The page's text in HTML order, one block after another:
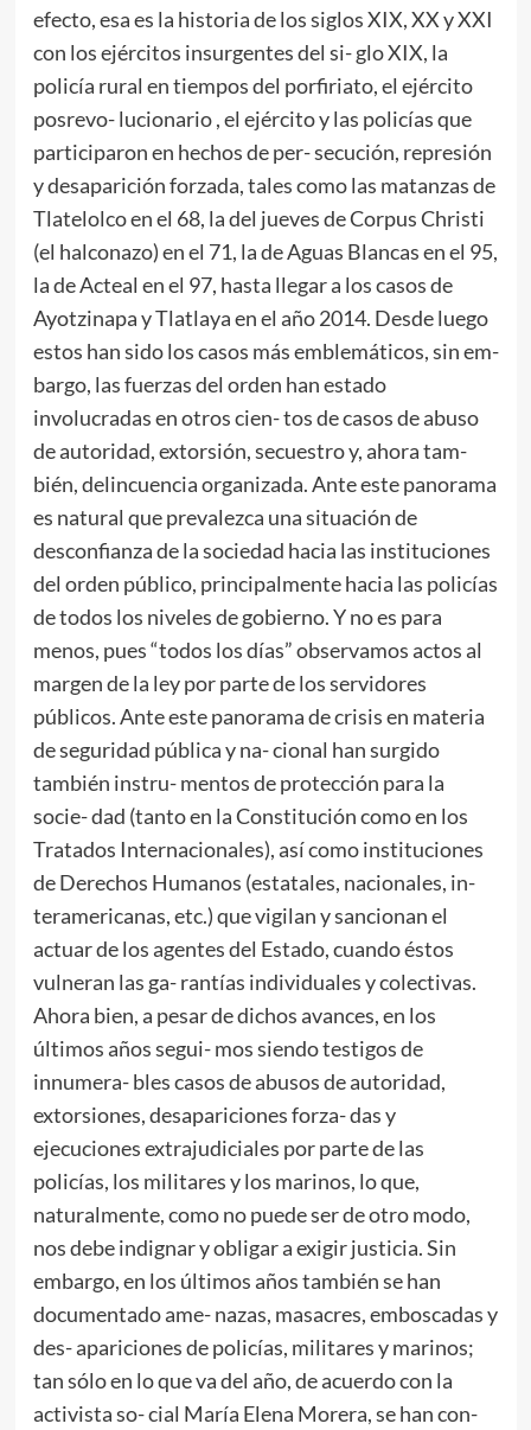
efecto, esa es la historia de los siglos XIX, XX y XXI
con los ejércitos insurgentes del si- glo XIX, la
policía rural en tiempos del porfiriato, el ejército
posrevo- lucionario , el ejército y las policías que
participaron en hechos de per- secución, represión
y desaparición forzada, tales como las matanzas de
Tlatelolco en el 68, la del jueves de Corpus Christi
(el halconazo) en el 71, la de Aguas Blancas en el 95,
la de Acteal en el 97, hasta llegar a los casos de
Ayotzinapa y Tlatlaya en el año 2014. Desde luego
estos han sido los casos más emblemáticos, sin em-
bargo, las fuerzas del orden han estado
involucradas en otros cien- tos de casos de abuso
de autoridad, extorsión, secuestro y, ahora tam-
bién, delincuencia organizada. Ante este panorama
es natural que prevalezca una situación de
desconfianza de la sociedad hacia las instituciones
del orden público, principalmente hacia las policías
de todos los niveles de gobierno. Y no es para
menos, pues “todos los días” observamos actos al
margen de la ley por parte de los servidores
públicos. Ante este panorama de crisis en materia
de seguridad pública y na- cional han surgido
también instru- mentos de protección para la
socie- dad (tanto en la Constitución como en los
Tratados Internacionales), así como instituciones
de Derechos Humanos (estatales, nacionales, in-
teramericanas, etc.) que vigilan y sancionan el
actuar de los agentes del Estado, cuando éstos
vulneran las ga- rantías individuales y colectivas.
Ahora bien, a pesar de dichos avances, en los
últimos años segui- mos siendo testigos de
innumera- bles casos de abusos de autoridad,
extorsiones, desapariciones forza- das y
ejecuciones extrajudiciales por parte de las
policías, los militares y los marinos, lo que,
naturalmente, como no puede ser de otro modo,
nos debe indignar y obligar a exigir justicia. Sin
embargo, en los últimos años también se han
documentado ame- nazas, masacres, emboscadas y
des- apariciones de policías, militares y marinos;
tan sólo en lo que va del año, de acuerdo con la
activista so- cial María Elena Morera, se han con-